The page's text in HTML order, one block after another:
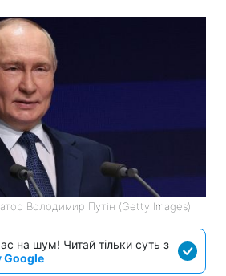
Володимир Путін (Getty Images)
на шум! Читай тільки суть з
Google